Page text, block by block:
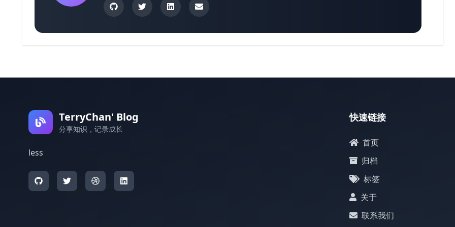
TerryChan' Blog
分享知识，记录成长
less
快速链接
首页
归档
标签
关于
联系我们